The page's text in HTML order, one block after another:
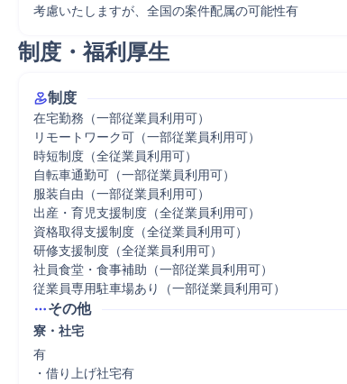
考慮いたしますが、全国の案件配属の可能性有
制度・福利厚生
制度
在宅勤務（一部従業員利用可）
リモートワーク可（一部従業員利用可）
時短制度（全従業員利用可）
自転車通勤可（一部従業員利用可）
服装自由（一部従業員利用可）
出産・育児支援制度（全従業員利用可）
資格取得支援制度（全従業員利用可）
研修支援制度（全従業員利用可）
社員食堂・食事補助（一部従業員利用可）
従業員専用駐車場あり（一部従業員利用可）
その他
寮・社宅
有
・借り上げ社宅有